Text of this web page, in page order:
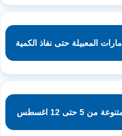
المعبيلة حتى نفاذ الكمية
حتى 12 اغسطس